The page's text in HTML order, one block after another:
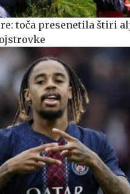
toča presenetila štiri